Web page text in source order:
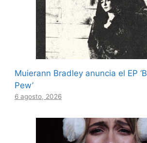
Muierann Bradley anuncia el EP
Pew’
6 agosto, 2026